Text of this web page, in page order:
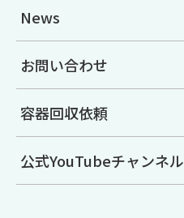
News
お問い合わせ
容器回収依頼
公式YouTubeチャンネル